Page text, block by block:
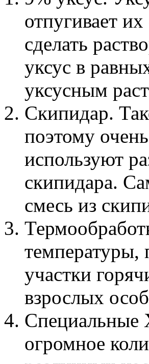
отпугивает
сделать
уксус в
уксусным
Скипидар.
поэтому
используют
скипидара.
смесь из
температуры,
участки
взрослых
Специальные
огромное